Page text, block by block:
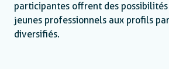
participantes offrent des
jeunes professionnels aux profils
diversifiés.